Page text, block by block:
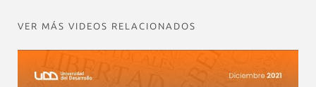
VER MÁS VIDEOS RELACIONADOS